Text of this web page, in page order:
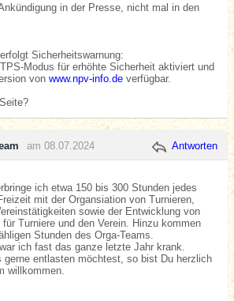
in der Presse, nicht mal in den
Sicherheitswarnung:
Modus für erhöhte Sicherheit aktiviert und
vonwww.npv-info.de verfügbar.
am 08.07.2024 Antworten
ich etwa 150 bis 300 Stunden jedes
mit der Organsiation von Turnieren,
sowie der Entwicklung von
für Turniere und den Verein. Hinzu kommen
Stunden des Orga-Teams.
ich fast das ganze letzte Jahr krank.
gerne entlasten möchtest, so bist Du herzlich
willkommen.